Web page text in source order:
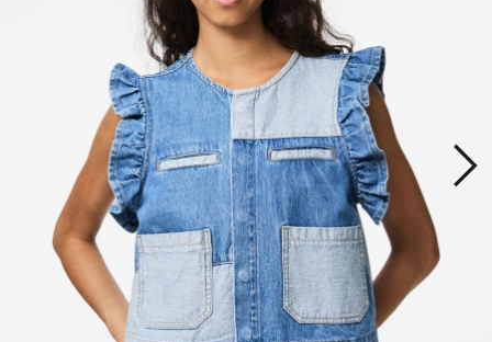
Trending
Shop The Look
Ofertas
PIECES® EXTRA